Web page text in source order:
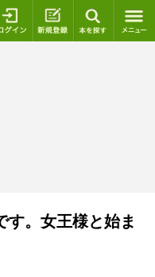
ログイン 新規登録
す。女王様と始ま